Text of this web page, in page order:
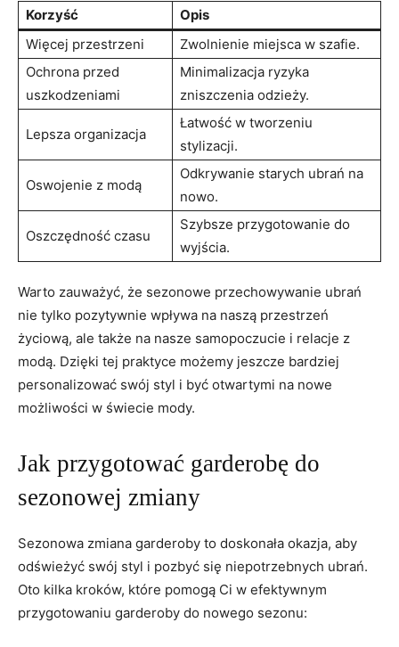
Korzyść
Opis
Więcej przestrzeni
Zwolnienie miejsca w ⁤szafie.
Ochrona przed
uszkodzeniami
Minimalizacja ryzyka
zniszczenia odzieży.
Lepsza organizacja
Łatwość w tworzeniu
stylizacji.
Oswojenie z modą
Odkrywanie starych‍ ubrań na
nowo.
Oszczędność⁣ czasu
Szybsze przygotowanie‍ do
⁣wyjścia.
Warto zauważyć, że ⁣sezonowe‌ przechowywanie ubrań
nie tylko pozytywnie wpływa na naszą przestrzeń
życiową, ⁣ale także na ⁤nasze samopoczucie i relacje z
modą. Dzięki tej praktyce możemy ‌jeszcze bardziej
personalizować swój styl‍ i ‌być otwartymi ​na nowe
możliwości w świecie⁤ mody.
Jak przygotować garderobę do
sezonowej zmiany
Sezonowa zmiana garderoby to doskonała okazja, aby
odświeżyć swój⁢ styl i pozbyć się niepotrzebnych ubrań.
Oto kilka kroków,⁤ które pomogą Ci⁤ w efektywnym
przygotowaniu garderoby do‌ nowego⁣ sezonu: